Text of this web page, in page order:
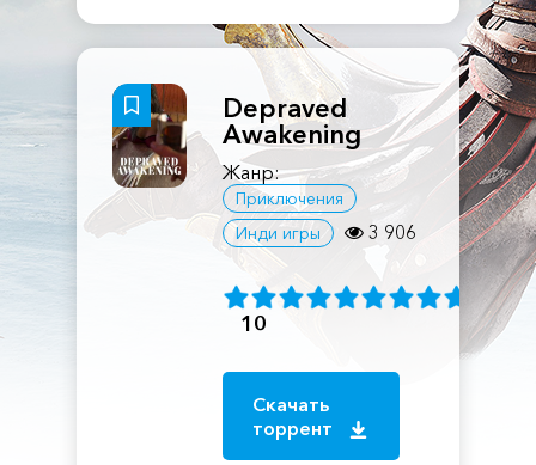
Depraved
Awakening
Жанр:
Приключения
Инди игры
3 906
10
Скачать
торрент